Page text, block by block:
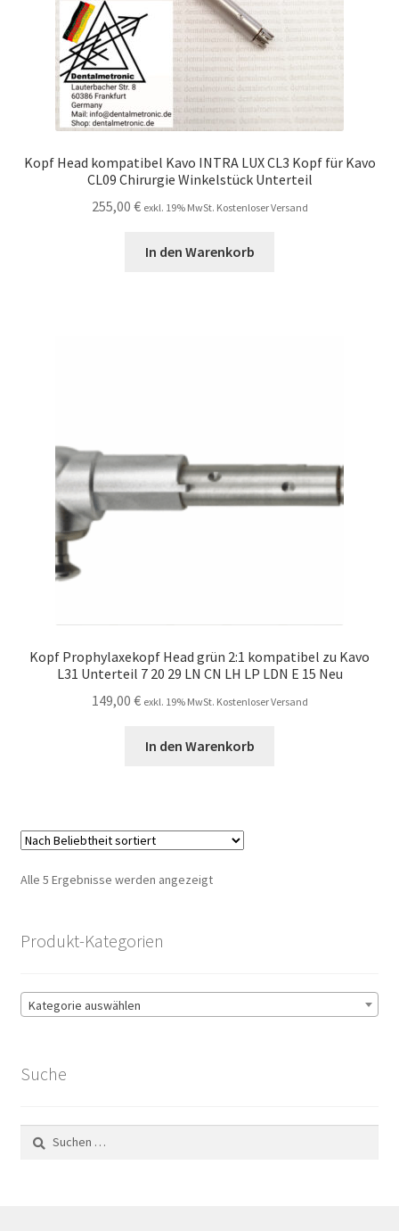
Kopf Head kompatibel Kavo INTRA LUX CL3 Kopf für Kavo
CL09 Chirurgie Winkelstück Unterteil
255,00 € exkl. 19% MwSt. Kostenloser Versand
In den Warenkorb
Kopf Prophylaxekopf Head grün 2:1 kompatibel zu Kavo
L31 Unterteil 7 20 29 LN CN LH LP LDN E 15 Neu
149,00 € exkl. 19% MwSt. Kostenloser Versand
In den Warenkorb
Alle 5 Ergebnisse werden angezeigtNach
Produkt-Kategorien
Kategorie auswählen
Suche
Suchen
nach: